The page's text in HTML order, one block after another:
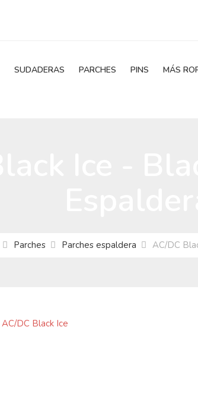
SUDADERAS PARCHES PINS MÁS
Parches Parches espaldera AC/DC